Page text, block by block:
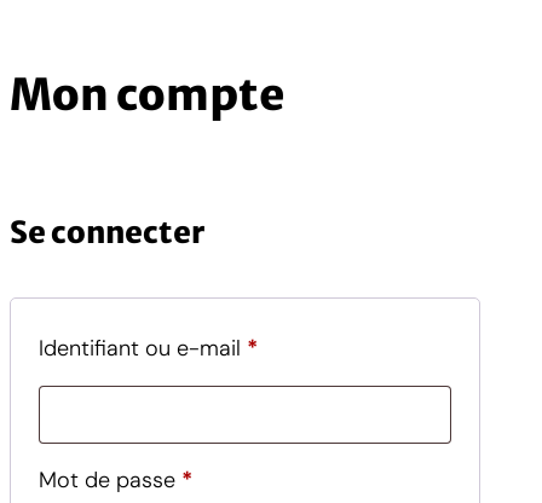
Mon compte
Se connecter
Identifiant ou e-mail *
Mot de passe *